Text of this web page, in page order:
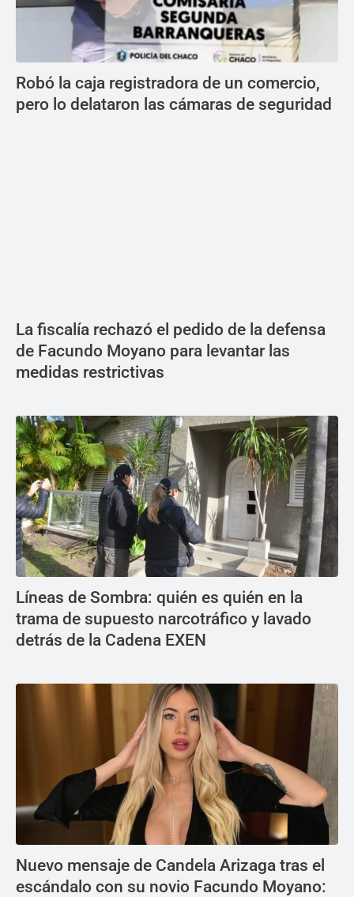
Robó la caja registradora de un comercio,
pero lo delataron las cámaras de seguridad
La fiscalía rechazó el pedido de la defensa
de Facundo Moyano para levantar las
medidas restrictivas
Líneas de Sombra: quién es quién en la
trama de supuesto narcotráfico y lavado
detrás de la Cadena EXEN
Nuevo mensaje de Candela Arizaga tras el
escándalo con su novio Facundo Moyano: